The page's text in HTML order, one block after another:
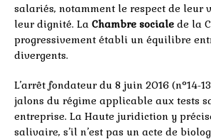
salariés, notamment le respect de leur
leur dignité. La Chambre sociale de la
progressivement établi un équilibre
divergents.
L’arrêt fondateur du 8 juin 2016 (n°14-
jalons du régime applicable aux tests
entreprise. La Haute juridiction y
salivaire, s’il n’est pas un acte de